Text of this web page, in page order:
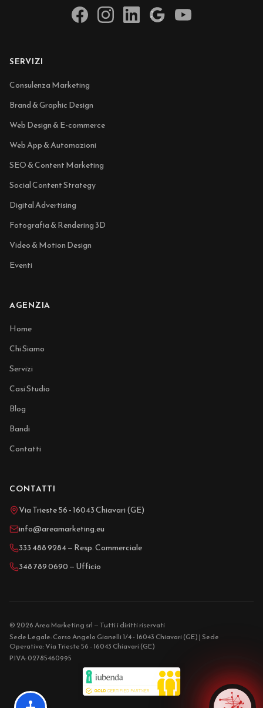
SERVIZI
Consulenza Marketing
Brand & Graphic Design
Web Design & E-commerce
Web App & Automazioni
SEO & Content Marketing
Social Content Strategy
Digital Advertising
Fotografia & Rendering 3D
Video & Motion Design
Eventi
AGENZIA
Home
Chi Siamo
Servizi
Casi Studio
Blog
Bandi
Contatti
CONTATTI
Via Trieste 56 - 16043 Chiavari (GE)
info@areamarketing.eu
333 488 9284 — Resp. Commerciale
348 789 0690 — Ufficio
© 2026 Area Marketing srl — Tutti i diritti riservati
Sede Legale: Corso Angelo Gianelli 1/4 - 16043 Chiavari (GE) | Sede
Operativa: Via Trieste 56 - 16043 Chiavari (GE)
P.IVA: 02785460995